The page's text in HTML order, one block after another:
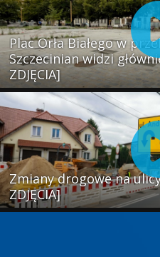
Plac Orła Białego w
Szczecinian widzi
ZDJĘCIA]
Zmiany drogowe na
ZDJĘCIA]